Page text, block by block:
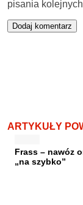
pisania
ARTYKUŁY
Frass – nawóz
„na szybko”